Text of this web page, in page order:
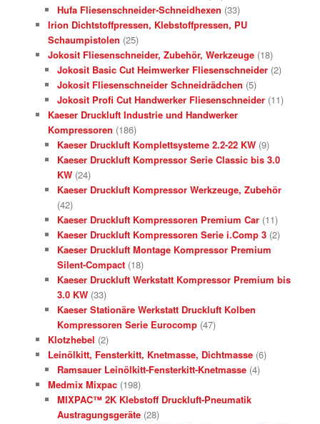
Hufa Fliesenschneider-Schneidhexen (33)
Irion Dichtstoffpressen, Klebstoffpressen, PU
Schaumpistolen (25)
Jokosit Fliesenschneider, Zubehör, Werkzeuge (18)
Jokosit Basic Cut Heimwerker Fliesenschneider (2)
Jokosit Fliesenschneider Schneidrädchen (5)
Jokosit Profi Cut Handwerker Fliesenschneider (11)
Kaeser Druckluft Industrie und Handwerker
Kompressoren (186)
Kaeser Druckluft Komplettsysteme 2.2-22 KW (9)
Kaeser Druckluft Kompressor Serie Classic bis 3.0
KW (24)
Kaeser Druckluft Kompressor Werkzeuge, Zubehör
(42)
Kaeser Druckluft Kompressoren Premium Car (11)
Kaeser Druckluft Kompressoren Serie i.Comp 3 (2)
Kaeser Druckluft Montage Kompressor Premium
Silent-Compact (18)
Kaeser Druckluft Werkstatt Kompressor Premium bis
3.0 KW (33)
Kaeser Stationäre Werkstatt Druckluft Kolben
Kompressoren Serie Eurocomp (47)
Klotzhebel (2)
Leinölkitt, Fensterkitt, Knetmasse, Dichtmasse (6)
Ramsauer Leinölkitt-Fensterkitt-Knetmasse (4)
Medmix Mixpac (198)
MIXPAC™ 2K Klebstoff Druckluft-Pneumatik
Austragungsgeräte (28)